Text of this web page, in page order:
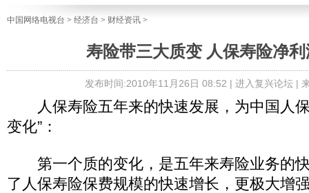
中国网络电视台 > 经济台 > 财经资讯 >
寿险带三大质变 人保寿险净利
发布时间:2010年11月26日 08:52 | 进入复兴论坛|
人保寿险五年来的快速发展，为中国人保
变化”：
第一个质的变化，是五年来寿险业务的
了人保寿险保费规模的快速增长，更极大增